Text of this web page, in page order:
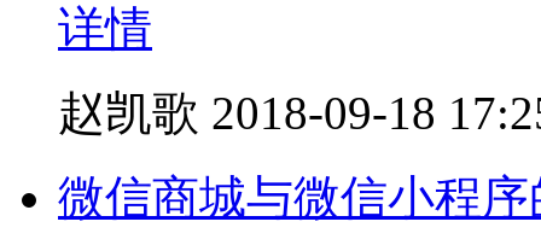
详情
赵凯歌 2018-09-18
微信商城与微信小程